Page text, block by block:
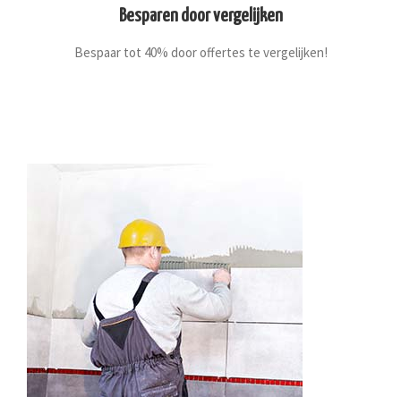
Besparen door vergelijken
Bespaar tot 40% door offertes te vergelijken!